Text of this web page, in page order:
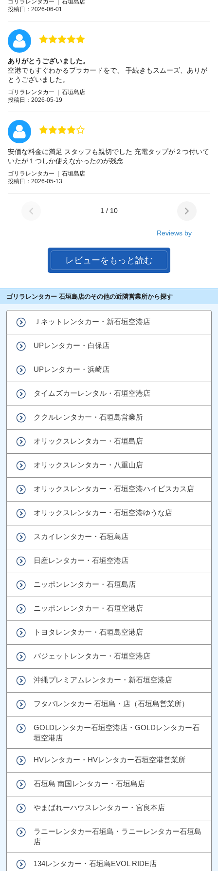
ゴリラレンタカー | 石垣島店
投稿日：2026-06-01
ありがとうございました。
空港でもすぐわかるプラカードをで、 手続きもスムーズ、ありが
とうございました。
ゴリラレンタカー | 石垣島店
投稿日：2026-05-19
安価な料金に満足 スタッフも親切でした 充電タップが２つ付いて
いたが１つしか使えなかったのが残念
ゴリラレンタカー | 石垣島店
投稿日：2026-05-13
1 / 10
Reviews by
レビューをもっと読む
ゴリラレンタカー 石垣島店のその他の近隣営業所から探す
Ｊネットレンタカー・新石垣空港店
UPレンタカー・白保店
UPレンタカー・浜崎店
タイムズカーレンタル・石垣空港店
ククルレンタカー・石垣島営業所
オリックスレンタカー・石垣島店
オリックスレンタカー・八重山店
オリックスレンタカー・石垣空港ハイビスカス店
オリックスレンタカー・石垣空港ゆうな店
スカイレンタカー・石垣島店
日産レンタカー・石垣空港店
ニッポンレンタカー・石垣島店
ニッポンレンタカー・石垣空港店
トヨタレンタカー・石垣島空港店
バジェットレンタカー・石垣空港店
沖縄プレミアムレンタカー・新石垣空港店
フタバレンタカー 石垣島・店（石垣島営業所）
GOLDレンタカー石垣空港店・GOLDレンタカー石
垣空港店
HVレンタカー・HVレンタカー石垣空港営業所
石垣島 南国レンタカー・石垣島店
やまばれーハウスレンタカー・宮良本店
ラニーレンタカー石垣島・ラニーレンタカー石垣島
店
134レンタカー・石垣島EVOL RIDE店